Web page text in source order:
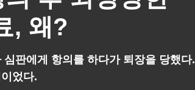
, 왜?
판에게 항의를 하다가 퇴장을 당했다.
었다.